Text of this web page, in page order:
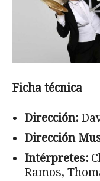
Ficha técnica
Dirección:
Dirección
Intérpretes:
Ramos,